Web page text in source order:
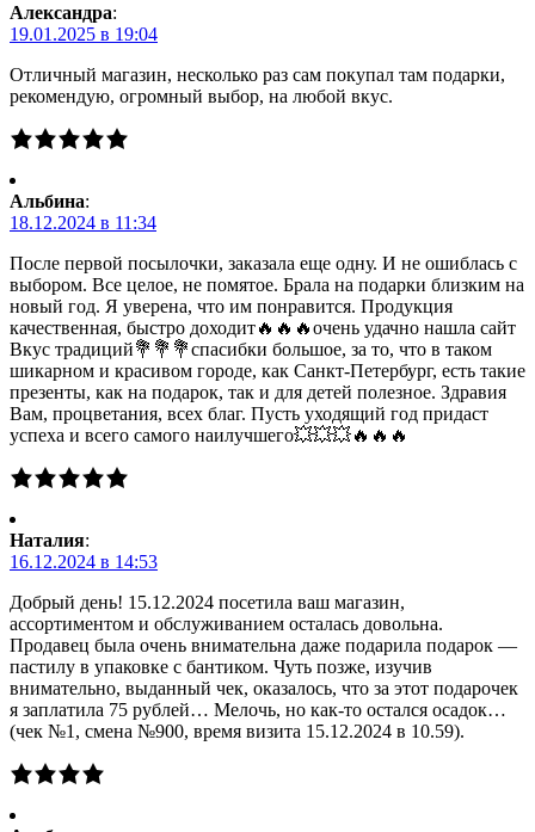
Александра:
19.01.2025 в 19:04
Отличный магазин, несколько раз сам покупал там подарки,
рекомендую, огромный выбор, на любой вкус.
Альбина:
18.12.2024 в 11:34
После первой посылочки, заказала еще одну. И не ошиблась с
выбором. Все целое, не помятое. Брала на подарки близким на
новый год. Я уверена, что им понравится. Продукция
качественная, быстро доходит🔥🔥🔥очень удачно нашла сайт
Вкус традиций💐💐💐спасибки большое, за то, что в таком
шикарном и красивом городе, как Санкт-Петербург, есть такие
презенты, как на подарок, так и для детей полезное. Здравия
Вам, процветания, всех благ. Пусть уходящий год придаст
успеха и всего самого наилучшего💥💥💥🔥🔥🔥
Наталия:
16.12.2024 в 14:53
Добрый день! 15.12.2024 посетила ваш магазин,
ассортиментом и обслуживанием осталась довольна.
Продавец была очень внимательна даже подарила подарок —
пастилу в упаковке с бантиком. Чуть позже, изучив
внимательно, выданный чек, оказалось, что за этот подарочек
я заплатила 75 рублей… Мелочь, но как-то остался осадок…
(чек №1, смена №900, время визита 15.12.2024 в 10.59).